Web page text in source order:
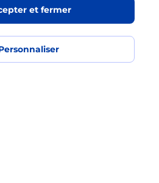
et fermer
numérisation ?